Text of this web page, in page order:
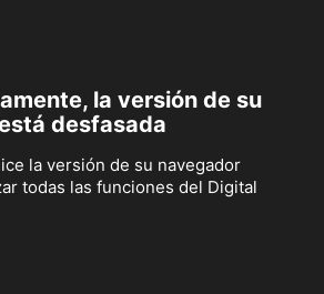
la versión de su
desfasada
la versión de su navegador
todas las funciones del Digital